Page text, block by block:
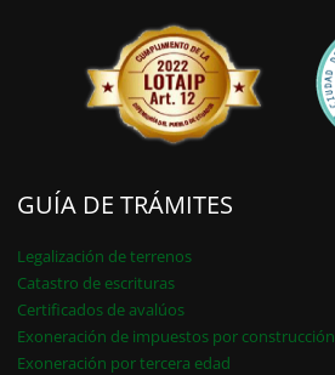
GUÍA DE TRÁMITES
Legalización de terrenos
Catastro de escrituras
Certificados de avalúos
Exoneración de impuestos por construcción
Exoneración por tercera edad